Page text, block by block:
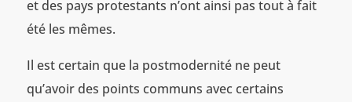
et des pays protestants n’ont ainsi pas tout à fait
été les mêmes.
Il est certain que la postmodernité ne peut
qu’avoir des points communs avec certains